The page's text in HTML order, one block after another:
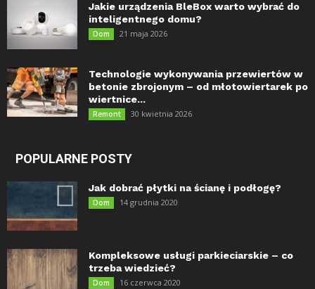
Jakie urządzenia BleBox warto wybrać do
inteligentnego domu?
Dom 21 maja 2026
Technologie wykonywania przewiertów w
betonie zbrojonym – od młotowiertarek po
wiertnice...
Remont 30 kwietnia 2026
POPULARNE POSTY
Jak dobrać płytki na ścianę i podłogę?
Dom 14 grudnia 2020
Kompleksowe usługi parkieciarskie – co
trzeba wiedzieć?
Dom 16 czerwca 2020